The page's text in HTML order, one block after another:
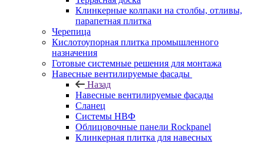
Клинкерные колпаки на столбы, отливы,
парапетная плитка
Черепица
Кислотоупорная плитка промышленного
назначения
Готовые системные решения для монтажа
Навесные вентилируемые фасады
Назад
Навесные вентилируемые фасады
Сланец
Системы НВФ
Облицовочные панели Rockpanel
Клинкерная плитка для навесных